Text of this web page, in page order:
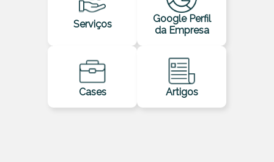
Serviços
Google Perfil
da Empresa
Cases Artigos